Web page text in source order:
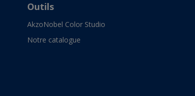
Outils
AkzoNobel Color Studio
Notre catalogue